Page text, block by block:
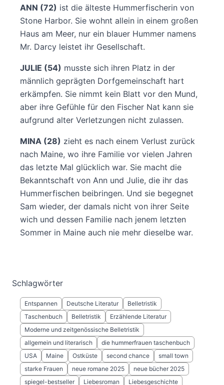
ANN (72) ist die älteste Hummerfischerin von
Stone Harbor. Sie wohnt allein in einem großen
Haus am Meer, nur ein blauer Hummer namens
Mr. Darcy leistet ihr Gesellschaft.
JULIE (54) musste sich ihren Platz in der
männlich geprägten Dorfgemeinschaft hart
erkämpfen. Sie nimmt kein Blatt vor den Mund,
aber ihre Gefühle für den Fischer Nat kann sie
aufgrund alter Verletzungen nicht zulassen.
MINA (28) zieht es nach einem Verlust zurück
nach Maine, wo ihre Familie vor vielen Jahren
das letzte Mal glücklich war. Sie macht die
Bekanntschaft von Ann und Julie, die ihr das
Hummerfischen beibringen. Und sie begegnet
Sam wieder, der damals nicht von ihrer Seite
wich und dessen Familie nach jenem letzten
Sommer in Maine auch nie mehr dieselbe war.
Schlagwörter
Entspannen Deutsche Literatur
Belletristik
Taschenbuch
Belletristik
Erzählende Literatur
Moderne und zeitgenössische Belletristik
allgemein und literarisch
die hummerfrauen taschenbuch
USA
Maine Ostküste second chance
small town
starke Frauen
neue romane 2025
neue bücher 2025
spiegel-bestseller
Liebesroman Liebesgeschichte